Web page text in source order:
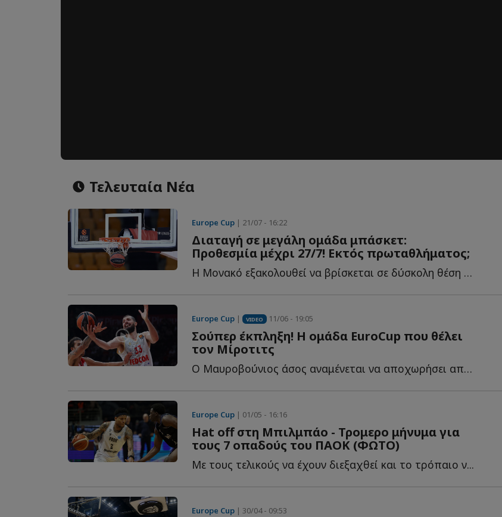
Τελευταία Νέα
Europe Cup | 21/07 - 16:22
Διαταγή σε μεγάλη ομάδα μπάσκετ:
Προθεσμία μέχρι 27/7! Εκτός πρωταθλήματος;
Η Μονακό εξακολουθεί να βρίσκεται σε δύσκολη θέση όσον α...
Europe Cup | VIDEO 11/06 - 19:05
Σούπερ έκπληξη! Η ομάδα EuroCup που θέλει
τον Μίροτιτς
Ο Μαυροβούνιος άσος αναμένεται να αποχωρήσει από τη Μ...
Europe Cup | 01/05 - 16:16
Hat off στη Μπιλμπάο - Τρομερο μήνυμα για
τους 7 οπαδούς του ΠΑΟΚ (ΦΩΤΟ)
Με τους τελικούς να έχουν διεξαχθεί και το τρόπαιο ν...
Europe Cup | 30/04 - 09:53